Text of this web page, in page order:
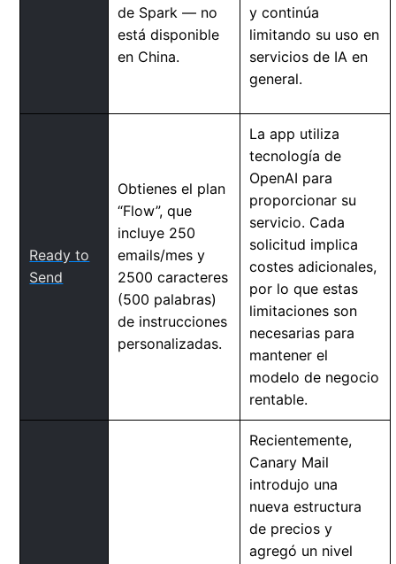
de Spark — no
está disponible
en China.
y continúa
limitando su uso en
servicios de IA en
general.
Ready to
Send
Obtienes el plan
“Flow”, que
incluye 250
emails/mes y
2500 caracteres
(500 palabras)
de instrucciones
personalizadas.
La app utiliza
tecnología de
OpenAI para
proporcionar su
servicio. Cada
solicitud implica
costes adicionales,
por lo que estas
limitaciones son
necesarias para
mantener el
modelo de negocio
rentable.
Recientemente,
Canary Mail
introdujo una
nueva estructura
de precios y
agregó un nivel